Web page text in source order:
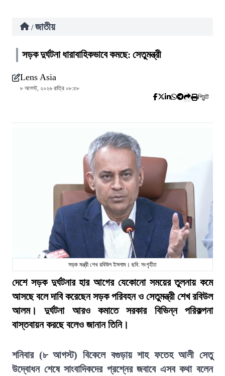
/ জাতীয়
সড়ক দুর্ঘটনা ধারাবাহিকভাবে কমছে: সেতুমন্ত্রী
Lens Asia
৮ আগস্ট, ২০২৬ রাত্রি ০৮:৫৮
প্রিন্ট
সড়ক মন্ত্রী শেখ রবিউল ইসলাম। ছবি: সংগৃহীত
দেশে সড়ক দুর্ঘটনার হার আগের যেকোনো সময়ের তুলনায় কমে
আসছে বলে দাবি করেছেন সড়ক পরিবহন ও সেতুমন্ত্রী শেখ রবিউল
আলম। দুর্ঘটনা আরও কমাতে সরকার বিভিন্ন পরিকল্পনা
বাস্তবায়ন করছে বলেও জানান তিনি।
শনিবার (৮ আগস্ট) বিকেলে বগুড়ায় শাহ ফতেহ আলী সেতু
উদ্বোধন শেষে সাংবাদিকদের প্রশ্নের জবাবে এসব কথা বলেন